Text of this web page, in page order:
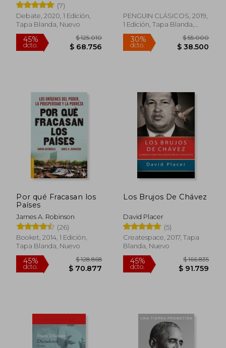
(7)
Debate, 2020, 1 Edición,
Tapa Blanda, Nuevo
45%
PENGUIN CLÁSICOS, 2019,
1 Edición, Tapa Blanda,
Nuevo
Rápido
Por qué Fracasan los
Países
James A. Robinson
(26)
Booket, 2014, 1 Edición,
Tapa Blanda, Nuevo
Los Brujos De Chávez
David Placer
(5)
Createspace, 2017, Tapa
Blanda, Nuevo